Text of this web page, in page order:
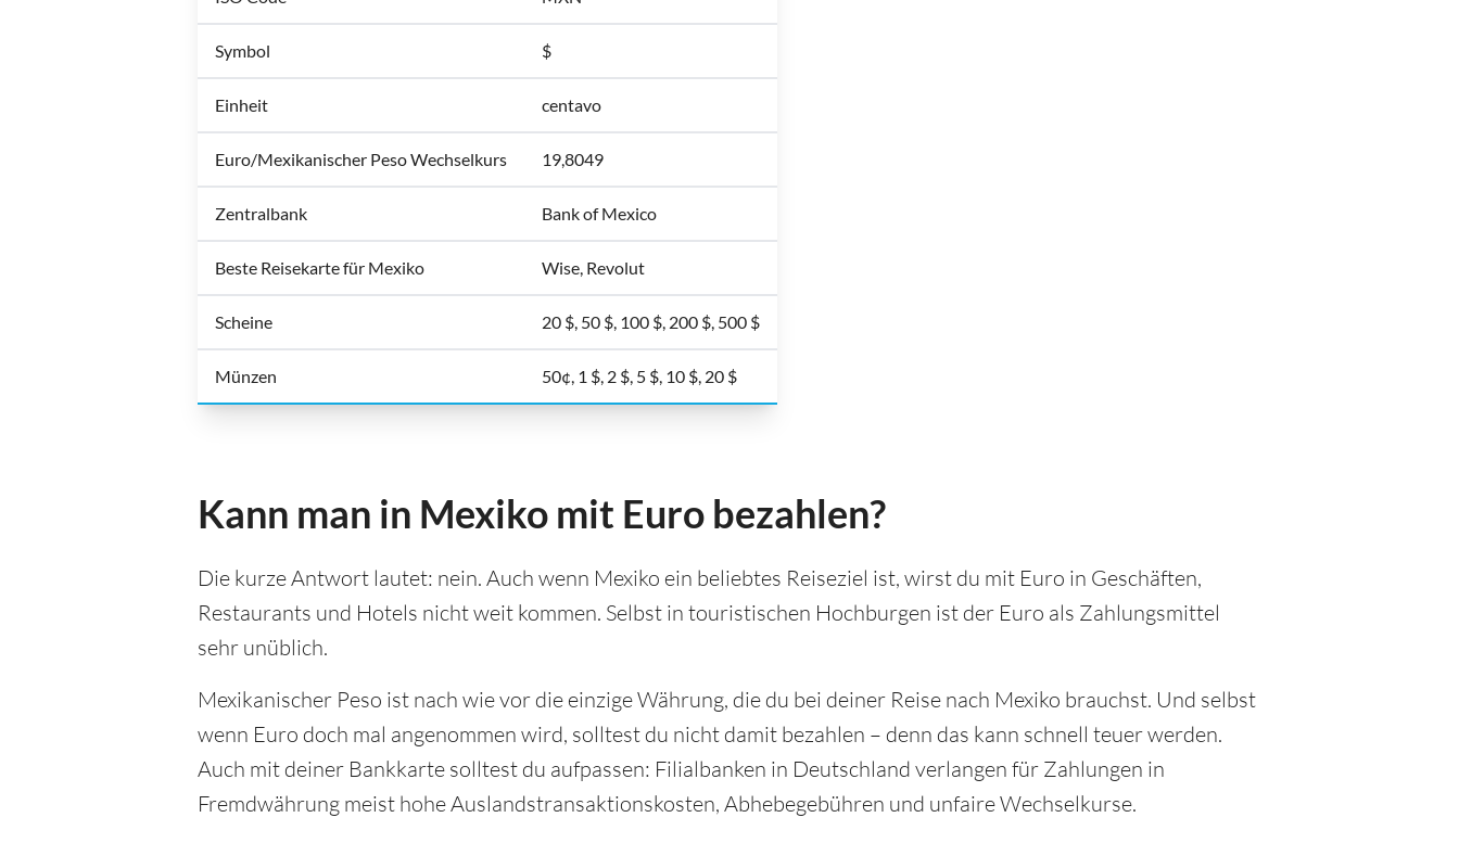
Symbol $
Einheit centavo
Euro/Mexikanischer Peso Wechselkurs 19,8049
Zentralbank Bank of Mexico
Beste Reisekarte für Mexiko Wise, Revolut
Scheine 20 $, 50 $, 100 $, 200 $, 500 $
Münzen 50¢, 1 $, 2 $, 5 $, 10 $, 20 $
Kann man in Mexiko mit Euro bezahlen?
Die kurze Antwort lautet: nein. Auch wenn Mexiko ein beliebtes Reiseziel ist, wirst du mit Euro in Geschäften,
Restaurants und Hotels nicht weit kommen. Selbst in touristischen Hochburgen ist der Euro als Zahlungsmittel
sehr unüblich.
Mexikanischer Peso ist nach wie vor die einzige Währung, die du bei deiner Reise nach Mexiko brauchst. Und selbst
wenn Euro doch mal angenommen wird, solltest du nicht damit bezahlen – denn das kann schnell teuer werden.
Auch mit deiner Bankkarte solltest du aufpassen: Filialbanken in Deutschland verlangen für Zahlungen in
Fremdwährung meist hohe Auslandstransaktionskosten, Abhebegebühren und unfaire Wechselkurse.